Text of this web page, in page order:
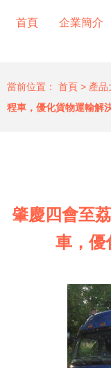
首頁 企業簡介
當前位置： 首頁 > 產品
程車，優化貨物運輸解
肇慶四會至
車，優